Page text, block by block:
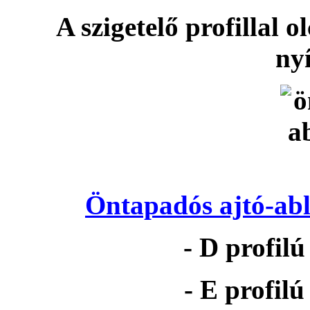
A szigetelő profillal
Öntapadós ajtó-
- D profilú
- E profilú